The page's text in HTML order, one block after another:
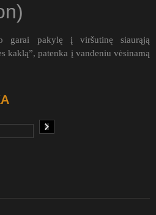
garai pakylę į viršutinę siaurąją
kaklą”, patenka į vandeniu vėsinamą